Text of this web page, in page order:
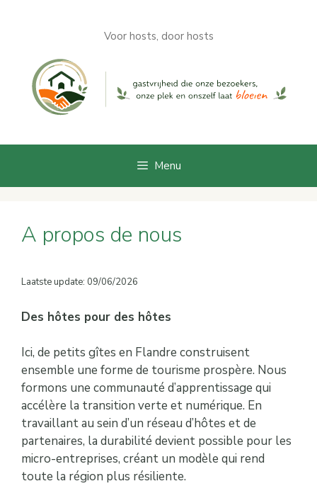
Voor hosts, door hosts
Menu
A propos de nous
Laatste update: 09/06/2026
Des hôtes pour des hôtes
Ici, de petits gîtes en Flandre construisent
ensemble une forme de tourisme prospère. Nous
formons une communauté d’apprentissage qui
accélère la transition verte et numérique. En
travaillant au sein d’un réseau d’hôtes et de
partenaires, la durabilité devient possible pour les
micro-entreprises, créant un modèle qui rend
toute la région plus résiliente.